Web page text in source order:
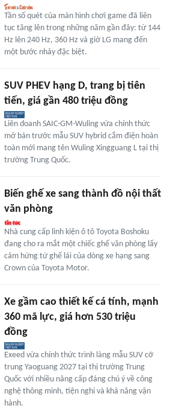
Tần số quét của màn hình chơi game đã liên
tục tăng lên trong những năm gần đây: từ 144
Hz lên 240 Hz, 360 Hz và giờ LG mang đến
một bước nhảy đặc biệt.
SUV PHEV hạng D, trang bị tiên
tiến, giá gần 480 triệu đồng
Liên doanh SAIC-GM-Wuling vừa chính thức
mở bán trước mẫu SUV hybrid cắm điện hoàn
toàn mới mang tên Wuling Xingguang L tại thị
trường Trung Quốc.
Biến ghế xe sang thành đồ nội thất
văn phòng
Nhà cung cấp linh kiện ô tô Toyota Boshoku
đang cho ra mắt một chiếc ghế văn phòng lấy
cảm hứng từ ghế lái của dòng xe hạng sang
Crown của Toyota Motor.
Xe gầm cao thiết kế cá tính, mạnh
360 mã lực, giá hơn 530 triệu
đồng
Exeed vừa chính thức trình làng mẫu SUV cỡ
trung Yaoguang 2027 tại thị trường Trung
Quốc với nhiều nâng cấp đáng chú ý về công
nghệ thông minh, tiện nghi và khả năng vận
hành.